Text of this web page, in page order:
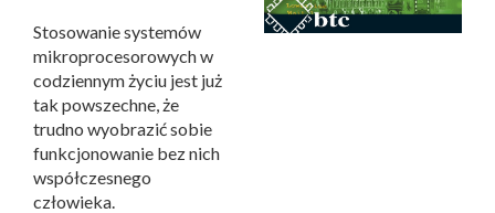
Stosowanie systemów
mikroprocesorowych w
codziennym życiu jest już
tak powszechne, że
trudno wyobrazić sobie
funkcjonowanie bez nich
współczesnego
człowieka.